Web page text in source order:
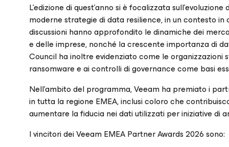
L’edizione di quest’anno si è focalizzata
moderne strategie di data resilience, in un contesto in
discussioni hanno approfondito le dinamiche dei
e delle imprese, nonché la crescente importanza di
Council ha inoltre evidenziato come le
ransomware e ai controlli di governance come basi
Nell’ambito del programma, Veeam ha premiato i
in tutta la regione EMEA, inclusi coloro che
aumentare la fiducia nei dati utilizzati per iniziative di
I vincitori dei Veeam EMEA Partner Awards 2026 sono: